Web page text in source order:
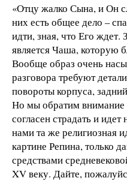
«Отцу жалко Сына, и Он
них есть общее дело –
идти, зная, что Его
является Чаша, которую
Вообще образ очень
разговора требуют
повороты корпуса,
Но мы обратим внимание
согласен страдать и
нами та же религиозная
картине Репина, только
средствами
XV веку. Дайте,